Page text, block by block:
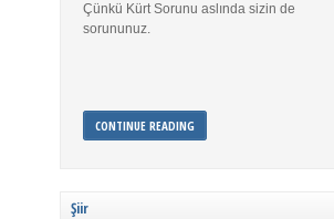
Çünkü Kürt Sorunu aslında sizin de
sorununuz.
CONTINUE READING
Şiir